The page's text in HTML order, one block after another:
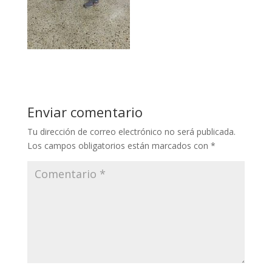
Enviar comentario
Tu dirección de correo electrónico no será publicada.
Los campos obligatorios están marcados con *